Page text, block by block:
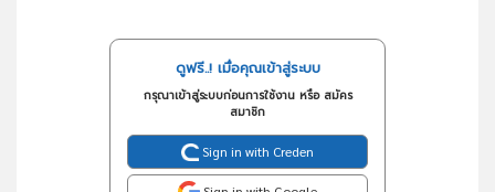
ดูฟรี..! เมื่อคุณเข้าสู่ระบบ
กรุณาเข้าสู่ระบบก่อนการใช้งาน หรือ สมัคร
สมาชิก
Sign in with Creden